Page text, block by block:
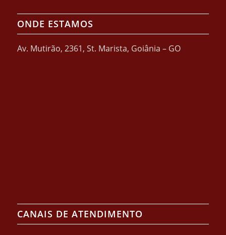
ONDE ESTAMOS
Av. Mutirão, 2361, St. Marista, Goiânia – GO
CANAIS DE ATENDIMENTO